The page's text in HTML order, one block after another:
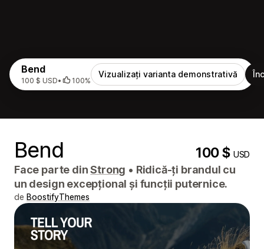
Bend
100 $ USD• 100%
Vizualizați varianta demonstrativă
Bend 100 $USD
Face parte dinStrong • Ridică-ți brandul cu
un design excepțional și funcții puternice.
de BoostifyThemes